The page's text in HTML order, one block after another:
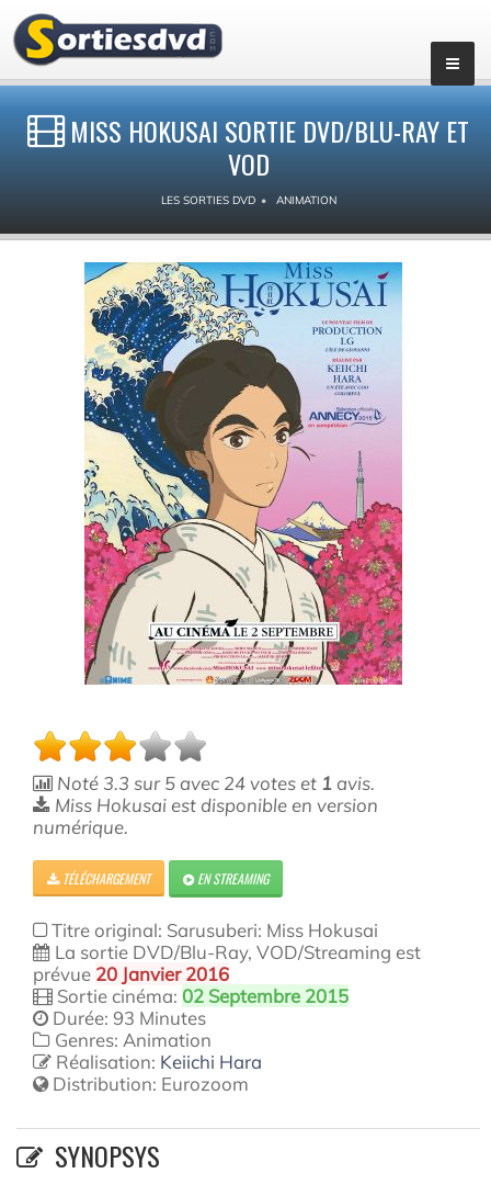
MISS HOKUSAI SORTIE DVD/BLU-RAY ET
VOD
LES SORTIES DVD ANIMATION
Noté 3.3 sur5 avec 24votes et 1 avis.
Miss Hokusai est disponible en version
numérique.
TÉLÉCHARGEMENT EN STREAMING
Titre original: Sarusuberi: Miss Hokusai
La sortie DVD/Blu-Ray, VOD/Streaming est
prévue 20 Janvier 2016
Sortie cinéma: 02 Septembre 2015
Durée: 93 Minutes
Genres: Animation
Réalisation: Keiichi Hara
Distribution: Eurozoom
SYNOPSYS